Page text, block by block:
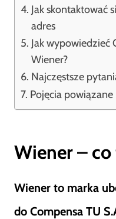
Jak skontaktować
adres
Jak wypowiedzieć
Wiener?
Najczęstsze
Pojęcia powiązane
Wiener –
Wiener to marka
do Compensa TU